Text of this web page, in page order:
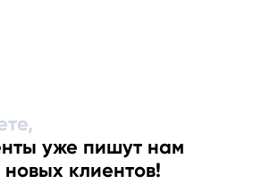
уже пишут нам
клиентов!